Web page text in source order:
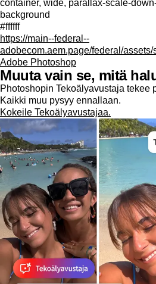
container, wide, parallax-scale-
background
#ffffff
https://main--federal--
adobecom.aem.page/federal/assets/
Adobe Photoshop
Muuta vain se, mitä
Photoshopin Tekoälyavustaja tekee
Kaikki muu pysyy ennallaan.
Kokeile Tekoälyavustajaa.